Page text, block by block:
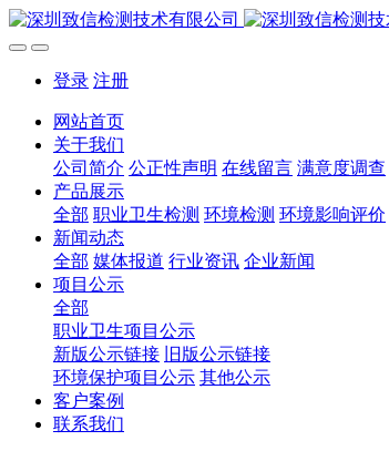
登录 注册
网站首页
关于我们
公司简介 公正性声明 在线留言 满意度调查
产品展示
全部 职业卫生检测 环境检测 环境影响评价
新闻动态
全部 媒体报道 行业资讯 企业新闻
项目公示
全部
职业卫生项目公示
新版公示链接
旧版公示链接
环境保护项目公示 其他公示
客户案例
联系我们